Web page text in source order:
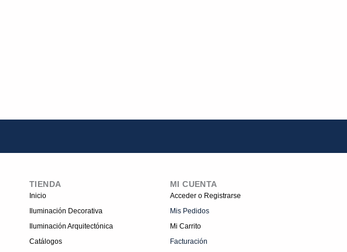
TIENDA
Inicio
Iluminación Decorativa
Iluminación Arquitectónica
Catálogos
MI CUENTA
Acceder o Registrarse
Mis Pedidos
Mi Carrito
Facturación